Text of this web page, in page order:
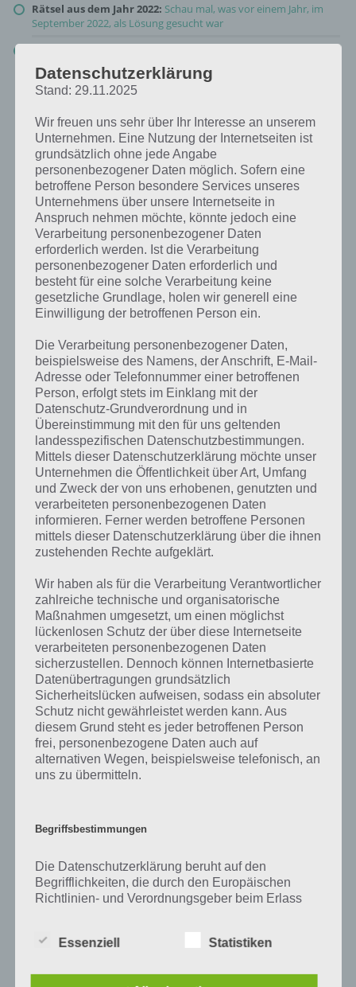
Rätsel aus dem Jahr 2022: Schau mal, was vor einem Jahr, im
September 2022, als Lösung gesucht war
September 2023
Kurze Begriffserklärung zur Lösung Ringe
Ringe ist die Lösung für das tägliche Rätsel am 11.9.2023 in 4 Bilder 1
Wort, doch welche Bedeutung hat dieses eigentlich und was gibt es
dazu zu wissen? Passt das Wort auch zu Total im Trend? Zu
kurze Begriffserklärung!
Zu Ringe haben wir zunächst keine weiteren Informationen parat!
Auf WhatsApp teilen Teilen auf Facebook
Tweet auf Twitter
Datenschutzerklärung
Stand: 29.11.2025
Wir freuen uns sehr über Ihr Interesse an unserem
Unternehmen. Eine Nutzung der Internetseiten ist
grundsätzlich ohne jede Angabe
personenbezogener Daten möglich. Sofern eine
betroffene Person besondere Services unseres
Unternehmens über unsere Internetseite in
Anspruch nehmen möchte, könnte jedoch eine
Verarbeitung personenbezogener Daten
erforderlich werden. Ist die Verarbeitung
personenbezogener Daten erforderlich und
besteht für eine solche Verarbeitung keine
gesetzliche Grundlage, holen wir generell eine
Einwilligung der betroffenen Person ein.
Die Verarbeitung personenbezogener Daten,
beispielsweise des Namens, der Anschrift, E-Mail-
Adresse oder Telefonnummer einer betroffenen
Person, erfolgt stets im Einklang mit der
Datenschutz-Grundverordnung und in
Übereinstimmung mit den für uns geltenden
landesspezifischen Datenschutzbestimmungen.
Mittels dieser Datenschutzerklärung möchte unser
Unternehmen die Öffentlichkeit über Art, Umfang
und Zweck der von uns erhobenen, genutzten und
verarbeiteten personenbezogenen Daten
informieren. Ferner werden betroffene Personen
mittels dieser Datenschutzerklärung über die ihnen
zustehenden Rechte aufgeklärt.
Wir haben als für die Verarbeitung Verantwortlicher
zahlreiche technische und organisatorische
Maßnahmen umgesetzt, um einen möglichst
lückenlosen Schutz der über diese Internetseite
verarbeiteten personenbezogenen Daten
sicherzustellen. Dennoch können Internetbasierte
Datenübertragungen grundsätzlich
Sicherheitslücken aufweisen, sodass ein absoluter
Schutz nicht gewährleistet werden kann. Aus
diesem Grund steht es jeder betroffenen Person
frei, personenbezogene Daten auch auf
alternativen Wegen, beispielsweise telefonisch, an
uns zu übermitteln.
Begriffsbestimmungen
Die Datenschutzerklärung beruht auf den
Begrifflichkeiten, die durch den Europäischen
Richtlinien- und Verordnungsgeber beim Erlass
soll sowohl für die Öffentlichkeit als auch für
lesbar und verständlich sein. Um dies zu
Essenziell Statistiken